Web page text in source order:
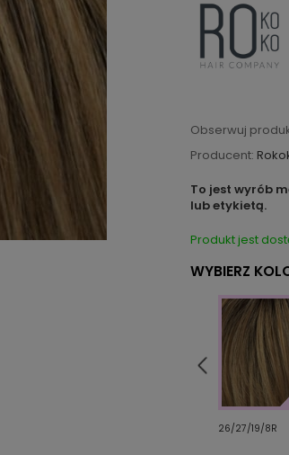
Obserwuj
Producent:
To jest wyrób
lub etykietą.
Produkt jest
WYBIERZ
26/27/19/8R